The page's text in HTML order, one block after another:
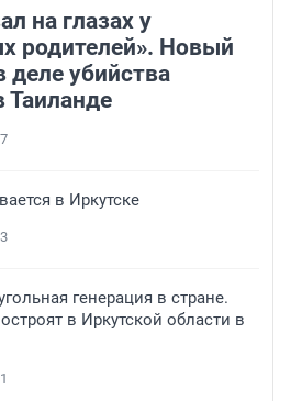
на глазах у
родителей». Новый
деле убийства
Таиланде
7
в Иркутске
генерация в стране.
в Иркутской области в